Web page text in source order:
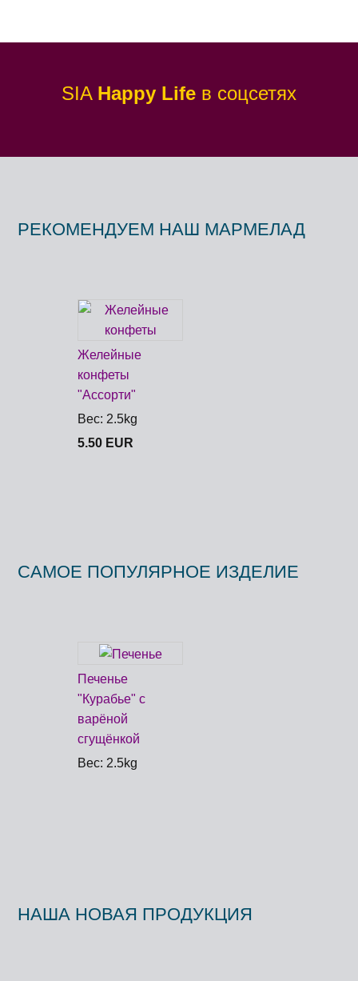
SIA Happy Life в соцсетях
РЕКОМЕНДУЕМ НАШ МАРМЕЛАД
Желейные
конфеты
"Aссорти"
Вес: 2.5kg
5.50 EUR
САМОЕ ПОПУЛЯРНОЕ ИЗДЕЛИЕ
Печенье
"Курабье" с
варёной
сгущёнкой
Вес: 2.5kg
НАША НОВАЯ ПРОДУКЦИЯ